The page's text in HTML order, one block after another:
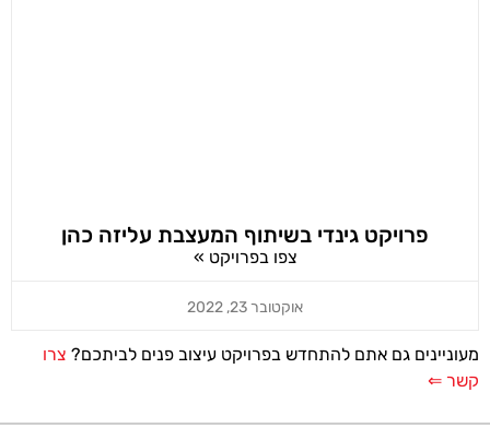
פרויקט גינדי בשיתוף המעצבת עליזה כהן
צפו בפרויקט »
אוקטובר 23, 2022
מעוניינים גם אתם להתחדש בפרויקט עיצוב פנים לביתכם? צרו
קשר ⇐